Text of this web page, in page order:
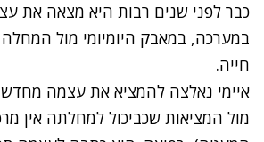
כבר לפני שנים רבות היא מצאה את
במערכה, במאבק היומיומי מול
חייה.
איימי נאלצה להמציא את עצמה
מול המציאות שכביכול למחלתה אין